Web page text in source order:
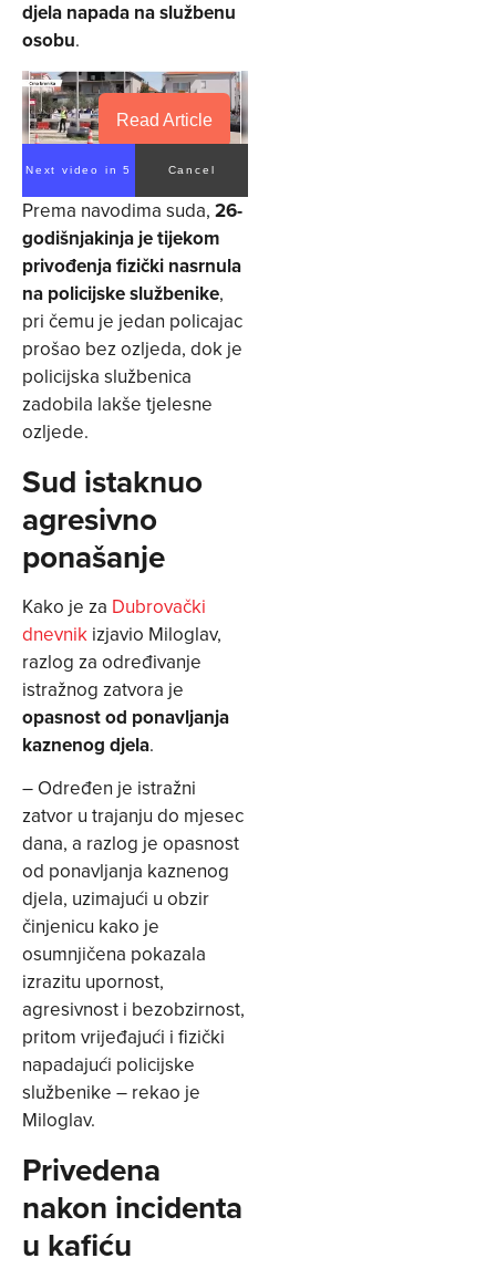
djela napada na službenu
osobu.
Read Article
Next video in 5 Cancel
Prema navodima suda, 26-
godišnjakinja je tijekom
privođenja fizički nasrnula
na policijske službenike,
pri čemu je jedan policajac
prošao bez ozljeda, dok je
policijska službenica
zadobila lakše tjelesne
ozljede.
Sud istaknuo
agresivno
ponašanje
Kako je za Dubrovački
dnevnik izjavio Miloglav,
razlog za određivanje
istražnog zatvora je
opasnost od ponavljanja
kaznenog djela.
– Određen je istražni
zatvor u trajanju do mjesec
dana, a razlog je opasnost
od ponavljanja kaznenog
djela, uzimajući u obzir
činjenicu kako je
osumnjičena pokazala
izrazitu upornost,
agresivnost i bezobzirnost,
pritom vrijeđajući i fizički
napadajući policijske
službenike – rekao je
Miloglav.
Privedena
nakon incidenta
u kafiću